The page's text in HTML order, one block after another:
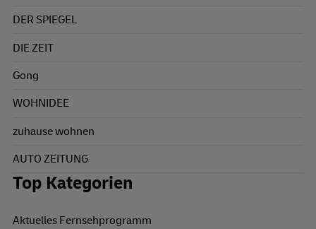
DER SPIEGEL
DIE ZEIT
Gong
WOHNIDEE
zuhause wohnen
AUTO ZEITUNG
Top Kategorien
Aktuelles Fernsehprogramm